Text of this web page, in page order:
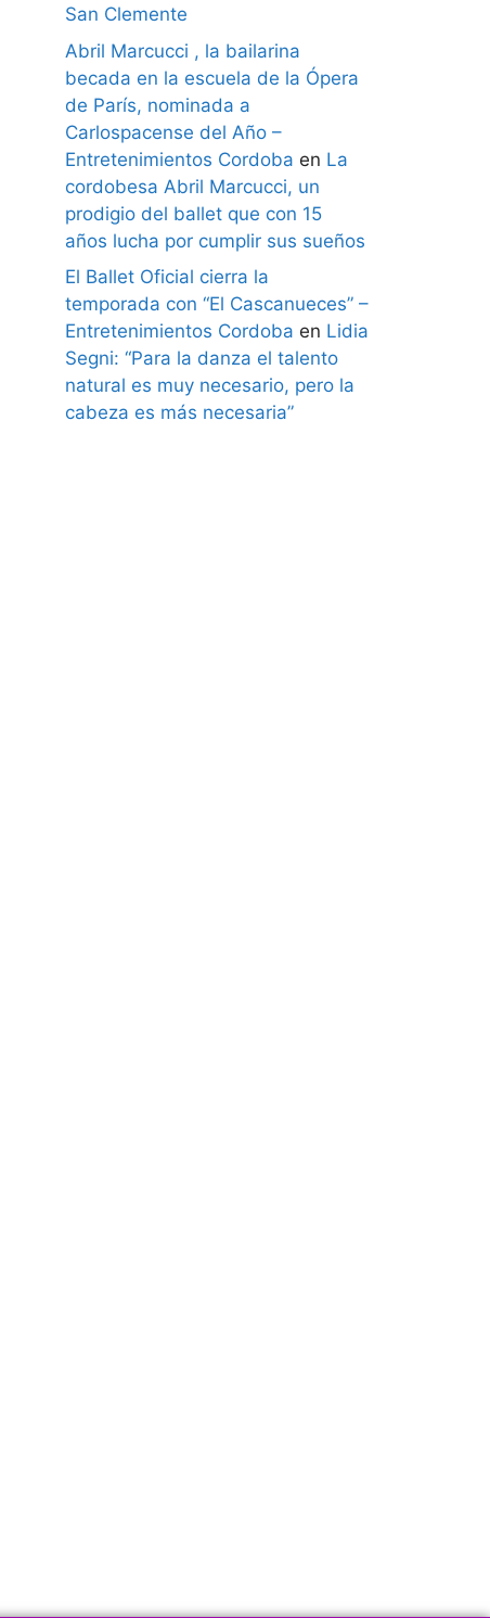
San Clemente
Abril Marcucci , la bailarina
becada en la escuela de la Ópera
de París, nominada a
Carlospacense del Año –
Entretenimientos Cordoba en La
cordobesa Abril Marcucci, un
prodigio del ballet que con 15
años lucha por cumplir sus sueños
El Ballet Oficial cierra la
temporada con “El Cascanueces” –
Entretenimientos Cordoba en Lidia
Segni: “Para la danza el talento
natural es muy necesario, pero la
cabeza es más necesaria”